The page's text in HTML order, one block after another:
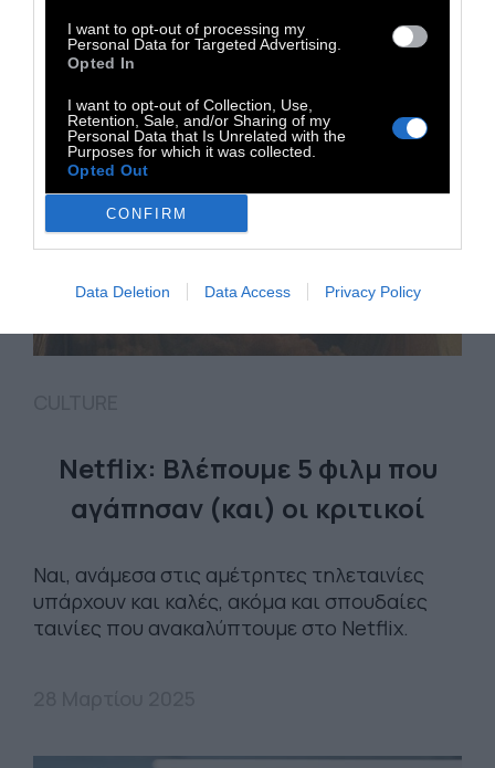
I want to opt-out of processing my
Personal Data for Targeted Advertising.
Opted In
I want to opt-out of Collection, Use,
Retention, Sale, and/or Sharing of my
Personal Data that Is Unrelated with the
Purposes for which it was collected.
Opted Out
CONFIRM
Data Deletion Data Access Privacy Policy
Netflix: Βλέπουμε 5 φιλμ που
αγάπησαν (και) οι κριτικοί
Ναι, ανάμεσα στις αμέτρητες τηλεταινίες
υπάρχουν και καλές, ακόμα και σπουδαίες
ταινίες που ανακαλύπτουμε στο Netflix.